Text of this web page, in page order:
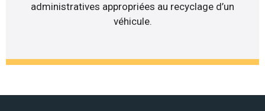
administratives appropriées au recyclage d’un
véhicule.